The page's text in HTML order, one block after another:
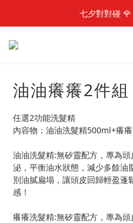
快加入LINE@好
七夕對對碰
快加入LINE@好
油油癢癢2件組
任選2功能洗髮精
內容物：油油洗髮精500ml+癢
油油洗髮精:無矽靈配方，專為
泌，平衡油水狀態，減少多餘油
別油膩扁塌，讓頭皮回歸輕盈蓬
感！
癢癢洗髮精:無矽靈配方，專為